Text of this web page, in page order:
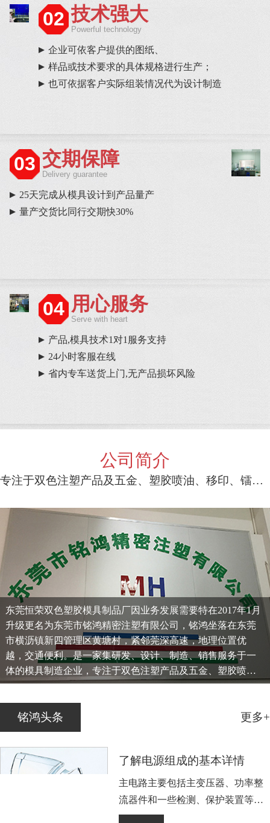
02 技术强大
Powerful technology
企业可依客户提供的图纸、
样品或技术要求的具体规格进行生产；
也可依据客户实际组装情况代为设计制造
03 交期保障
Delivery guarantee
25天完成从模具设计到产品量产
量产交货比同行交期快30%
04 用心服务
Serve with heart
产品,模具技术1对1服务支持
24小时客服在线
省内专车送货上门,无产品损坏风险
公司简介
专注于双色注塑产品及五金、塑胶喷油、移印、镭雕等一条龙服务
东莞恒荣双色塑胶模具制品厂因业务发展需要特在2017年1月
升级更名为东莞市铭鸿精密注塑有限公司，铭鸿坐落在东莞
市横沥镇新四管理区黄塘村，紧邻莞深高速，地理位置优
越，交通便利。是一家集研发、设计、制造、销售服务于一
体的模具制造企业，专注于双色注塑产品及五金、塑胶喷
油、移印、镭雕等一条龙服务...
铭鸿头条 更多+
了解电源组成的基本详情
主电路主要包括主变压器、功率整
流器件和一些检测、保护装置等。
电镀电源中的主变压器是将交流电